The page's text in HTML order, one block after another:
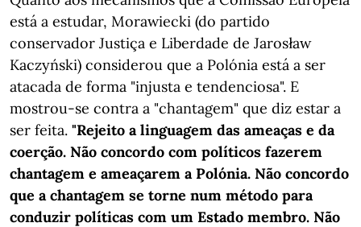
está a estudar, Morawiecki (do partido
conservador Justiça e Liberdade de Jarosław
Kaczyński) considerou que a Polónia está a ser
atacada de forma "injusta e tendenciosa". E
mostrou-se contra a "chantagem" que diz estar a
ser feita. "Rejeito a linguagem das ameaças e da
coerção. Não concordo com políticos fazerem
chantagem e ameaçarem a Polónia. Não concordo
que a chantagem se torne num método para
conduzir políticas com um Estado membro. Não